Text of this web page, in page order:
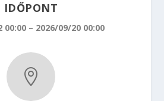
IDŐPONT
00:00 – 2026/09/20 00:00
